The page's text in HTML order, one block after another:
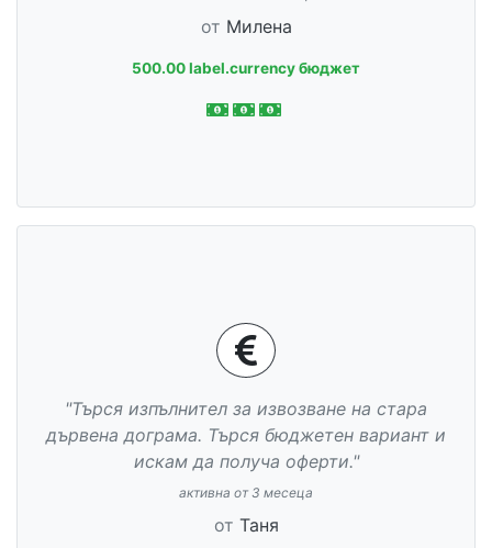
от Милена
500.00 label.currency бюджет
"Търся изпълнител за извозване на стара
дървена дограма. Търся бюджетен вариант и
искам да получа оферти."
активна от 3 месеца
от Таня